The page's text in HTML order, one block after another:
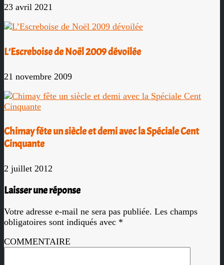
23 avril 2021
L’Escreboise de Noël 2009 dévoilée
21 novembre 2009
Chimay fête un siècle et demi avec la Spéciale Cent
Cinquante
2 juillet 2012
Laisser une réponse
Votre adresse e-mail ne sera pas publiée. Les champs
obligatoires sont indiqués avec *
COMMENTAIRE